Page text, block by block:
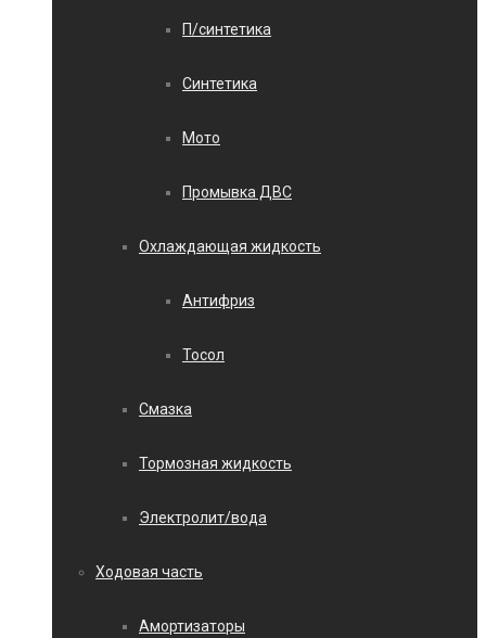
П/синтетика
Синтетика
Мото
Промывка ДВС
Охлаждающая жидкость
Антифриз
Тосол
Смазка
Тормозная жидкость
Электролит/вода
Ходовая часть
Амортизаторы